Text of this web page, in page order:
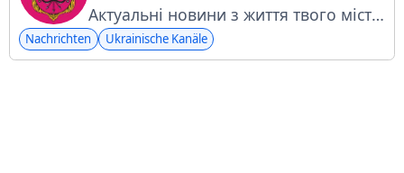
Актуальні новини з життя твого міста Надіслати фото\відео\ інформацію
Nachrichten Ukrainische Kanäle